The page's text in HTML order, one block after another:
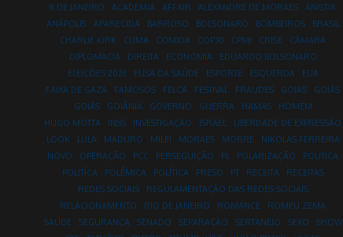
8 DE JANEIRO ACADEMIA AFFAIR ALEXANDRE DE MORAES
ANISTIA
ANÁPOLIS
APARECIDA BARROSO BOLSONARO BOMBEIROS
BRASIL
CHARLIE KIRK
CLIMA COMIDA COP30 CPMI CRISE
CÂMARA
DIPLOMACIA
DIREITA ECONOMIA
EDUARDO BOLSONARO
ELEIÇÕES 2026
ELISA DA SAÚDE ESPORTE ESQUERDA
EUA
FAIXA DE GAZA
FAMOSOS FELCA FESTIVAL FRAUDES GOIAS
GOIÁS
GOIÁS
GOIÂNIA GOVERNO GUERRA HAMAS
HOMEM
HUGO MOTTA
INSS INVESTIGAÇÃO ISRAEL
LIBERDADE DE EXPRESSÃO
LOOK
LULA MADURO MILEI MORAES MORRE
NIKOLAS FERREIRA
NOVO
OPERAÇÃO PCC PERSEGUIÇÃO PL POLARIZAÇÃO
POLITICA
POLITÍCA
POLÊMICA POLÍTICA PRESO PT RECEITA
RECEITAS
REDES SOCIAIS
REGULAMENTAÇÃO DAS REDES SOCIAIS
RELACIONAMENTO
RIO DE JANEIRO ROMANCE
ROMEU ZEMA
SAÚDE
SEGURANÇA SENADO SEPARAÇÃO SERTANEJO SEXO
SHOW